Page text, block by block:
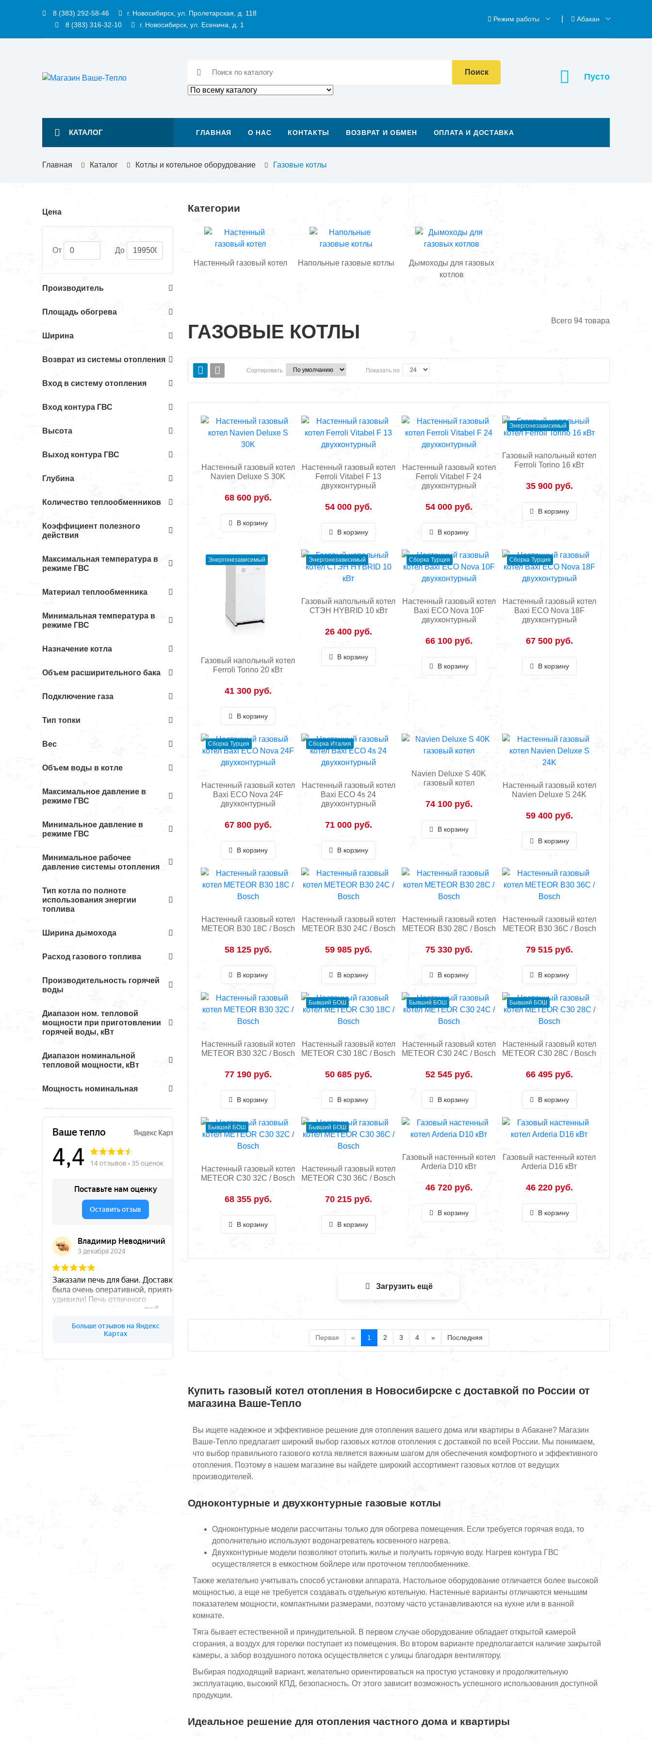
8 (383) 292-58-46
г. Новосибирск, ул. Пролетарская, д. 118
8 (383) 316-32-10
г. Новосибирск, ул. Есенина, д. 1
Режим работы Абакан
Поиск
КАТАЛОГ ГЛАВНАЯ О НАС КОНТАКТЫ ВОЗВРАТ И ОБМЕН ОПЛАТА И ДОСТАВКА
Пусто
Главная Каталог Котлы и котельное оборудование Газовые котлы
Цена
От До
Производитель
Площадь обогрева
Ширина
Возврат из системы отопления
Вход в систему отопления
Вход контура ГВС
Высота
Выход контура ГВС
Глубина
Количество теплообменников
Коэффициент полезного
действия
Максимальная температура в
режиме ГВС
Материал теплообменника
Минимальная температура в
режиме ГВС
Назначение котла
Объем расширительного бака
Подключение газа
Тип топки
Вес
Объем воды в котле
Максимальное давление в
режиме ГВС
Минимальное давление в
режиме ГВС
Минимальное рабочее
давление системы отопления
Тип котла по полноте
использования энергии
топлива
Ширина дымохода
Расход газового топлива
Производительность горячей
воды
Диапазон ном. тепловой
мощности при приготовлении
горячей воды, кВт
Диапазон номинальной
тепловой мощности, кВт
Мощность номинальная
Категории
Настенный газовый котел Напольные газовые котлы
Дымоходы для газовых
котлов
ГАЗОВЫЕ КОТЛЫ
Всего 94 товара
Сортировать Показать по
Настенный газовый котел
Navien Deluxe S 30K
68 600 руб.
В корзину
Настенный газовый котел
Ferroli Vitabel F 13
двухконтурный
54 000 руб.
В корзину
Настенный газовый котел
Ferroli Vitabel F 24
двухконтурный
54 000 руб.
В корзину
Энергонезависимый
Газовый напольный котел
Ferroli Torino 16 кВт
35 900 руб.
В корзину
Энергонезависимый
Газовый напольный котел
Ferroli Torino 20 кВт
41 300 руб.
В корзину
Энергонезависимый
Газовый напольный котел
СТЭН HYBRID 10 кВт
26 400 руб.
В корзину
Сборка Турция
Настенный газовый котел
Baxi ECO Nova 10F
двухконтурный
66 100 руб.
В корзину
Сборка Турция
Настенный газовый котел
Baxi ECO Nova 18F
двухконтурный
67 500 руб.
В корзину
Сборка Турция
Настенный газовый котел
Baxi ECO Nova 24F
двухконтурный
67 800 руб.
В корзину
Сборка Италия
Настенный газовый котел
Baxi ECO 4s 24
двухконтурный
71 000 руб.
В корзину
Navien Deluxe S 40K
газовый котел
74 100 руб.
В корзину
Настенный газовый котел
Navien Deluxe S 24K
59 400 руб.
В корзину
Настенный газовый котел
METEOR B30 18C / Bosch
58 125 руб.
В корзину
Настенный газовый котел
METEOR B30 24C / Bosch
59 985 руб.
В корзину
Настенный газовый котел
METEOR B30 28C / Bosch
75 330 руб.
В корзину
Настенный газовый котел
METEOR B30 36C / Bosch
79 515 руб.
В корзину
Настенный газовый котел
METEOR B30 32C / Bosch
77 190 руб.
В корзину
Бывший БОШ
Настенный газовый котел
METEOR C30 18C / Bosch
50 685 руб.
В корзину
Бывший БОШ
Настенный газовый котел
METEOR С30 24C / Bosch
52 545 руб.
В корзину
Бывший БОШ
Настенный газовый котел
METEOR C30 28C / Bosch
66 495 руб.
В корзину
Бывший БОШ
Настенный газовый котел
METEOR С30 32С / Bosch
68 355 руб.
В корзину
Бывший БОШ
Настенный газовый котел
METEOR С30 36С / Bosch
70 215 руб.
В корзину
Газовый настенный котел
Arderia D10 кВт
46 720 руб.
В корзину
Газовый настенный котел
Arderia D16 кВт
46 220 руб.
В корзину
Загрузить ещё
Первая « 1 2 3 4 » Последняя
Купить газовый котел отопления в Новосибирске с доставкой по России от
магазина Ваше-Тепло
Вы ищете надежное и эффективное решение для отопления вашего дома или квартиры в Абакане? Магазин
Ваше-Тепло предлагает широкий выбор газовых котлов отопления с доставкой по всей России. Мы понимаем,
что выбор правильного газового котла является важным шагом для обеспечения комфортного и эффективного
отопления. Поэтому в нашем магазине вы найдете широкий ассортимент газовых котлов от ведущих
производителей.
Одноконтурные и двухконтурные газовые котлы
Одноконтурные модели рассчитаны только для обогрева помещения. Если требуется горячая вода, то
дополнительно используют водонагреватель косвенного нагрева.
Двухконтурные модели позволяют отопить жилье и получить горячую воду. Нагрев контура ГВС
осуществляется в емкостном бойлере или проточном теплообменнике.
Также желательно учитывать способ установки аппарата. Настольное оборудование отличается более высокой
мощностью, а еще не требуется создавать отдельную котельную. Настенные варианты отличаются меньшим
показателем мощности, компактными размерами, поэтому часто устанавливаются на кухне или в ванной
комнате.
Тяга бывает естественной и принудительной. В первом случае оборудование обладает открытой камерой
сгорания, а воздух для горелки поступает из помещения. Во втором варианте предполагается наличие закрытой
камеры, а забор воздушного потока осуществляется с улицы благодаря вентилятору.
Выбирая подходящий вариант, желательно ориентироваться на простую установку и продолжительную
эксплуатацию, высокий КПД, безопасность. От этого зависит возможность успешного использования доступной
продукции.
Идеальное решение для отопления частного дома и квартиры